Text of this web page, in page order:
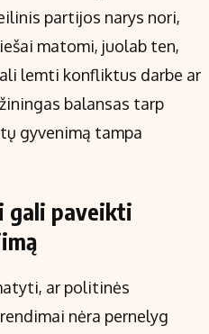
partijos narys nori,
matomi, juolab ten,
lemti konfliktus darbe ar
balansas tarp
gyvenimą tampa
gali paveikti
ar politinės
nėra pernelyg